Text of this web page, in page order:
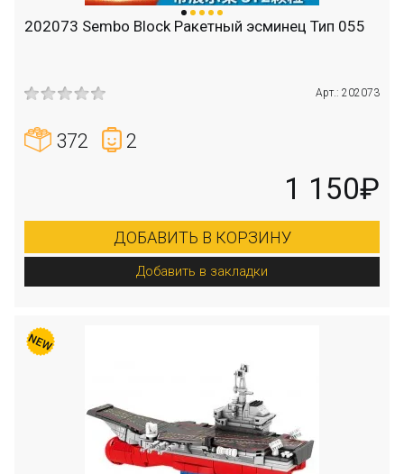
202073 Sembo Block Ракетный эсминец Тип 055
Арт.: 202073
372 2
1 150₽
ДОБАВИТЬ В КОРЗИНУ
Добавить в закладки